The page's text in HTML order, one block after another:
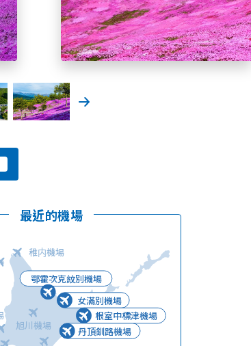
我的最愛
YouTu
be
語言
最近的機場
旭川機場
稚内機場
鄂霍次克紋別機場
女滿別機場
根室中標津機場
丹頂釧路機場